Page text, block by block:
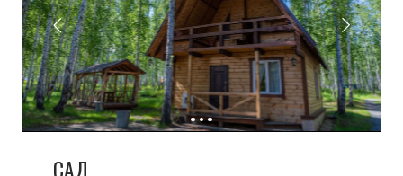
80 м2
БУНГАЛО